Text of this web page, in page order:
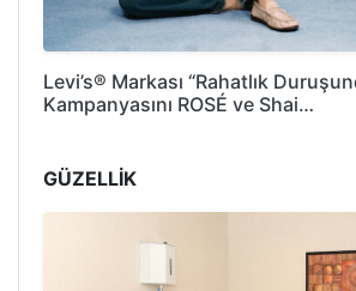
Levi’s® Markası “Rahatlık
Kampanyasını ROSÉ ve Shai…
GÜZELLİK